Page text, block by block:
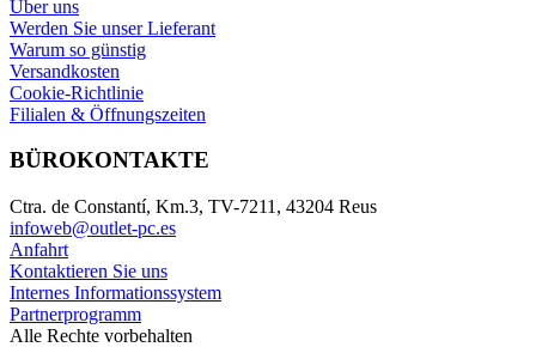
Über uns
Werden Sie unser Lieferant
Warum so günstig
Versandkosten
Cookie-Richtlinie
Filialen & Öffnungszeiten
BÜROKONTAKTE
Ctra. de Constantí, Km.3, TV-7211, 43204 Reus
infoweb@outlet-pc.es
Anfahrt
Kontaktieren Sie uns
Internes Informationssystem
Partnerprogramm
Alle Rechte vorbehalten